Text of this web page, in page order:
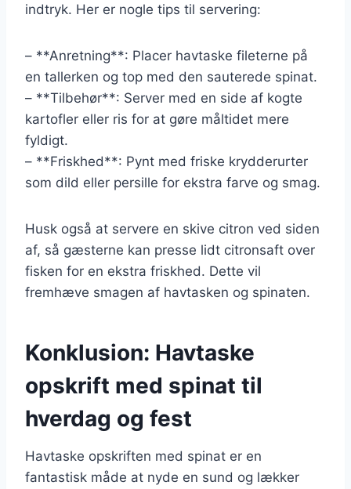
indtryk. Her er nogle tips til servering:
– **Anretning**: Placer havtaske fileterne på
en tallerken og top med den sauterede spinat.
– **Tilbehør**: Server med en side af kogte
kartofler eller ris for at gøre måltidet mere
fyldigt.
– **Friskhed**: Pynt med friske krydderurter
som dild eller persille for ekstra farve og smag.
Husk også at servere en skive citron ved siden
af, så gæsterne kan presse lidt citronsaft over
fisken for en ekstra friskhed. Dette vil
fremhæve smagen af havtasken og spinaten.
Konklusion: Havtaske
opskrift med spinat til
hverdag og fest
Havtaske opskriften med spinat er en
fantastisk måde at nyde en sund og lækker